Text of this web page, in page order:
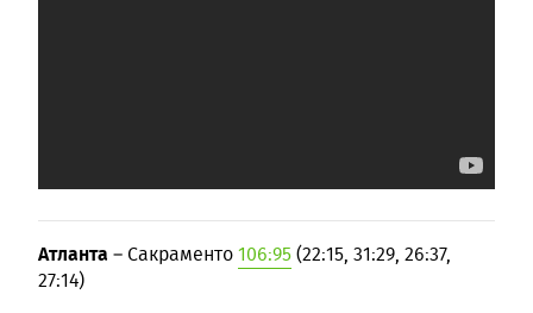
Атланта – Сакраменто106:95(22:15, 31:29, 26:37,
27:14)